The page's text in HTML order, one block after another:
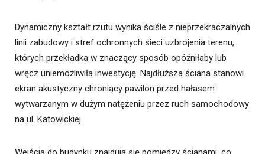
Dynamiczny kształt rzutu wynika ściśle z nieprzekraczalnych
linii zabudowy i stref ochronnych sieci uzbrojenia terenu,
których przekładka w znaczący sposób opóźniłaby lub
wręcz uniemożliwiła inwestycję. Najdłuższa ściana stanowi
ekran akustyczny chroniący pawilon przed hałasem
wytwarzanym w dużym natężeniu przez ruch samochodowy
na ul. Katowickiej.